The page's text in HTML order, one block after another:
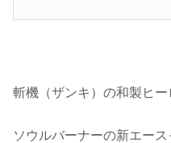
斬機（ザンキ）の和製ヒー
ソウルバーナーの新エー